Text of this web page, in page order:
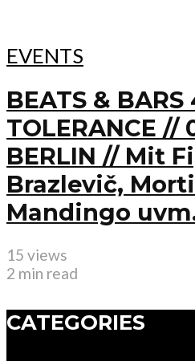
EVENTS
BEATS & BARS
TOLERANCE //
BERLIN // Mit
Brazlevič,
Mandingo
15 views
2 min read
CATEGORIES